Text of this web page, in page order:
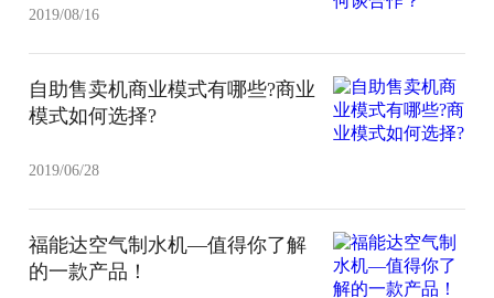
2019/08/16
自助售卖机商业模式有哪些?商业
模式如何选择?
2019/06/28
福能达空气制水机—值得你了解
的一款产品！